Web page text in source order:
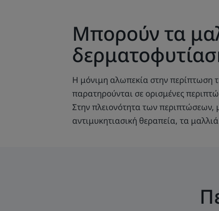
Μπορούν τα
Η μόνιμη αλωπεκία στην περίπτωση
παρατηρούνται σε ορισμένες
Στην πλειονότητα των περιπτώσεων,
αντιμυκητιασική θεραπεία, τα